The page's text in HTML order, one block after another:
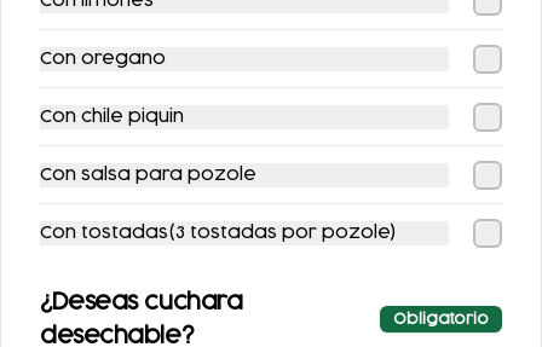
$53.00 $53.00
Con oregano
Con chile piquin
Con salsa para pozole
Con tostadas(3 tostadas por pozole)
¿Deseas cuchara
desechable?
Obligatorio